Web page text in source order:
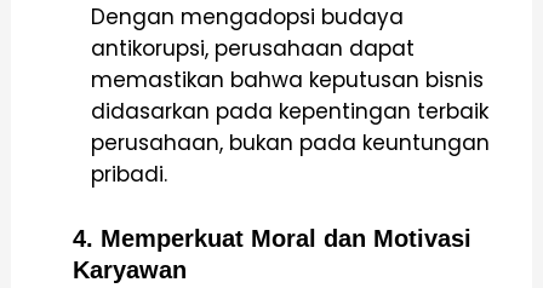
Dengan mengadopsi budaya
antikorupsi, perusahaan dapat
memastikan bahwa keputusan bisnis
didasarkan pada kepentingan terbaik
perusahaan, bukan pada keuntungan
pribadi.
4. Memperkuat Moral dan Motivasi
Karyawan